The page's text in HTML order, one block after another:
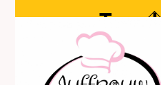
Lorem ipsum dolor
adipiscing elit, sed do